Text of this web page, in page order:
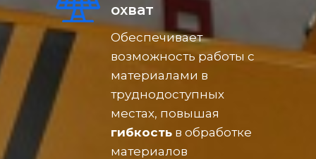
охват
Обеспечивает
возможность работы с
материалами в
труднодоступных
местах, повышая
гибкость в обработке
материалов